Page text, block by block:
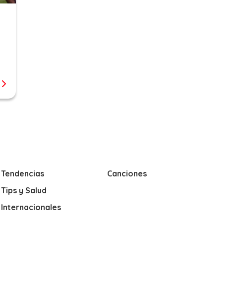
Tendencias
Tips y Salud
Internacionales
Canciones